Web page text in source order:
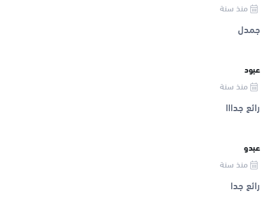
منذ سنة
جمدل
عبود
منذ سنة
رائع جدااا
عبدو
منذ سنة
رائع جدا